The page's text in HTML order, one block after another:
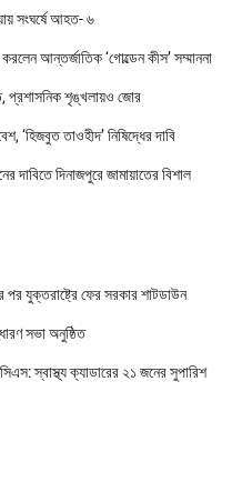
সংঘর্ষে আহত- ৬
আন্তর্জাতিক ‘গোল্ডেন কীস’ সম্মাননা
প্রশাসনিক শৃঙ্খলায়ও জোর
‘হিজবুত তাওহীদ’ নিষিদ্ধের দাবি
দাবিতে দিনাজপুরে জামায়াতের বিশাল
পর যুক্তরাষ্ট্রে ফের সরকার শাটডাউন
সভা অনুষ্ঠিত
স্বাস্থ্য ক্যাডারের ২১ জনের সুপারিশ